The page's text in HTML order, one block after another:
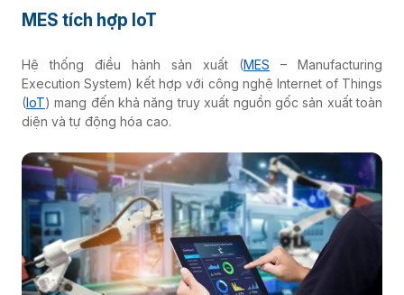
MES tích hợp IoT
Hệ thống điều hành sản xuất (MES – Manufacturing
Execution System) kết hợp với công nghệ Internet of Things
(IoT) mang đến khả năng truy xuất nguồn gốc sản xuất toàn
diện và tự động hóa cao.